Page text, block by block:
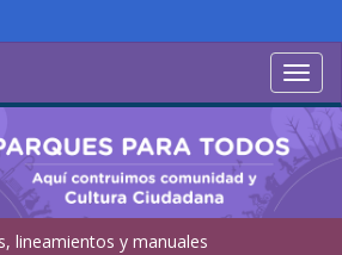
lineamientos y manuales